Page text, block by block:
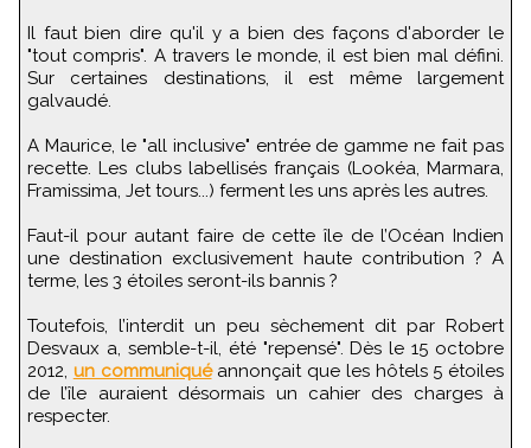
Il faut bien dire qu'il y a bien des façons d'aborder le
"tout compris". A travers le monde, il est bien mal défini.
Sur certaines destinations, il est même largement
galvaudé.
A Maurice, le "all inclusive" entrée de gamme ne fait pas
recette. Les clubs labellisés français (Lookéa, Marmara,
Framissima, Jet tours...) ferment les uns après les autres.
Faut-il pour autant faire de cette île de l’Océan Indien
une destination exclusivement haute contribution ? A
terme, les 3 étoiles seront-ils bannis ?
Toutefois, l’interdit un peu sèchement dit par Robert
Desvaux a, semble-t-il, été "repensé". Dès le 15 octobre
2012, un communiquéannonçait que les hôtels 5 étoiles
de l’île auraient désormais un cahier des charges à
respecter.